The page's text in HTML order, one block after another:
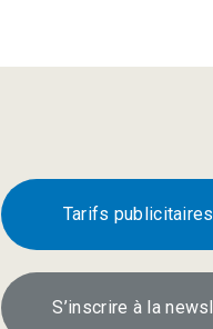
Tarifs publicitaires
S’inscrire à la